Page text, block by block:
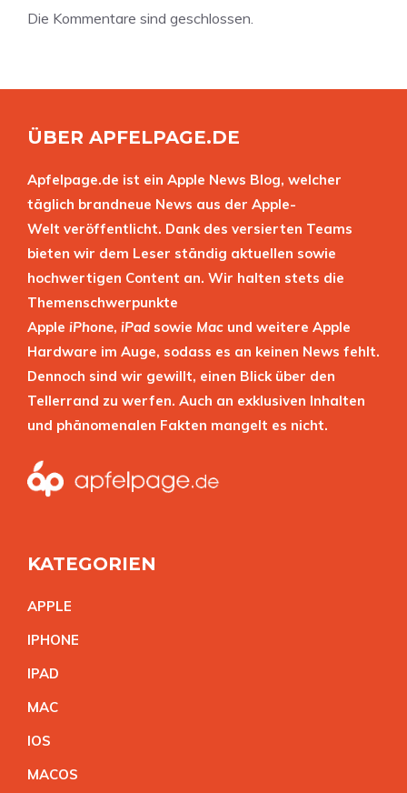
Die Kommentare sind geschlossen.
ÜBER APFELPAGE.DE
Apfelpage.de ist ein Apple News Blog, welcher
täglich brandneue News aus der Apple-
Welt veröffentlicht. Dank des versierten Teams
bieten wir dem Leser ständig aktuellen sowie
hochwertigen Content an. Wir halten stets die
Themenschwerpunkte
Apple iPhone, iPad sowie Mac und weitere Apple
Hardware im Auge, sodass es an keinen News fehlt.
Dennoch sind wir gewillt, einen Blick über den
Tellerrand zu werfen. Auch an exklusiven Inhalten
und phänomenalen Fakten mangelt es nicht.
KATEGORIEN
APPLE
IPHONE
IPAD
MAC
IOS
MACOS